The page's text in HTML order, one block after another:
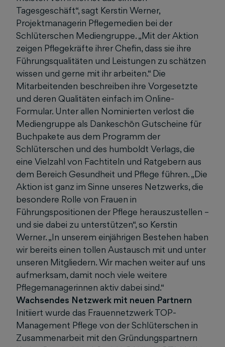
Tagesgeschäft“, sagt Kerstin Werner,
Projektmanagerin Pflegemedien bei der
Schlüterschen Mediengruppe. „Mit der Aktion
zeigen Pflegekräfte ihrer Chefin, dass sie ihre
Führungsqualitäten und Leistungen zu schätzen
wissen und gerne mit ihr arbeiten.“ Die
Mitarbeitenden beschreiben ihre Vorgesetzte
und deren Qualitäten einfach im Online-
Formular. Unter allen Nominierten verlost die
Mediengruppe als Dankeschön Gutscheine für
Buchpakete aus dem Programm der
Schlüterschen und des humboldt Verlags, die
eine Vielzahl von Fachtiteln und Ratgebern aus
dem Bereich Gesundheit und Pflege führen. „Die
Aktion ist ganz im Sinne unseres Netzwerks, die
besondere Rolle von Frauen in
Führungspositionen der Pflege herauszustellen –
und sie dabei zu unterstützen“, so Kerstin
Werner. „In unserem einjährigen Bestehen haben
wir bereits einen tollen Austausch mit und unter
unseren Mitgliedern. Wir machen weiter auf uns
aufmerksam, damit noch viele weitere
Pflegemanagerinnen aktiv dabei sind.“
Wachsendes Netzwerk mit neuen Partnern
Initiiert wurde das Frauennetzwerk TOP-
Management Pflege von der Schlüterschen in
Zusammenarbeit mit den Gründungspartnern